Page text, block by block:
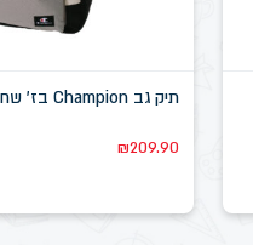
תיק גב Champion בז' שחור YS137
₪209.90